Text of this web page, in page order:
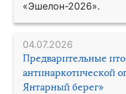
«Эшелон-2026».
04.07.2026
Предварительные
антинаркотической
Янтарный берег»